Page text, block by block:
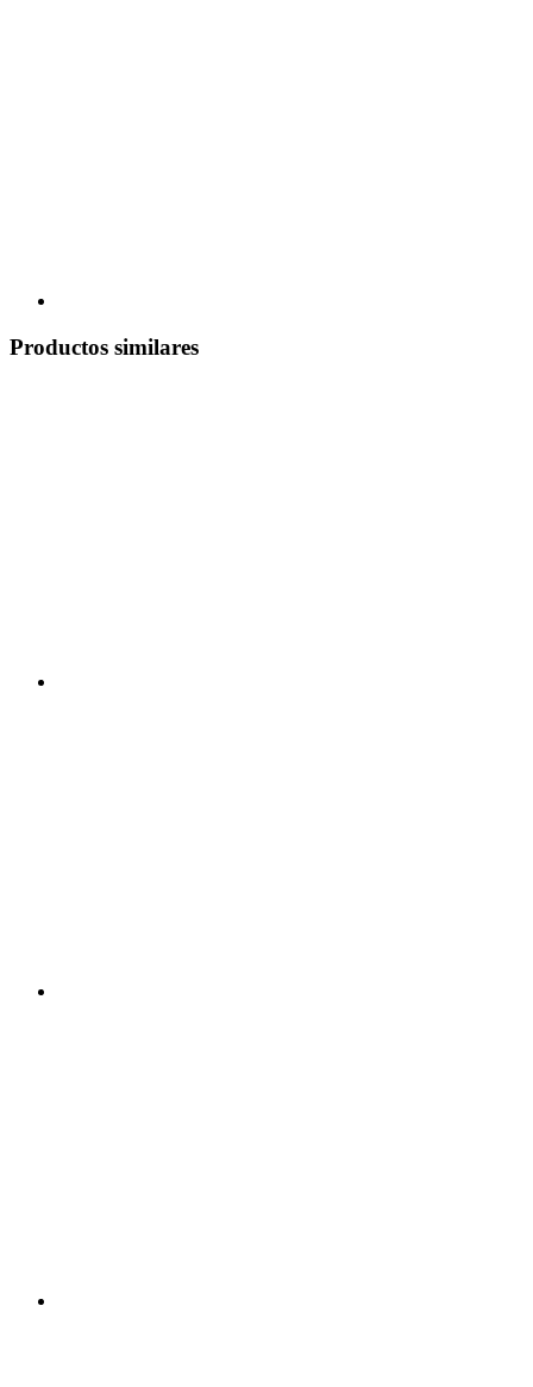
Productos similares